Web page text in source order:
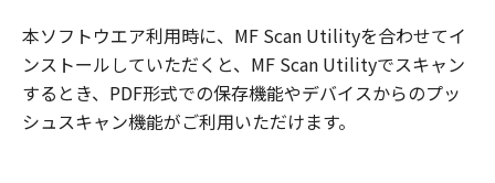
お客様は、本契約とともに提供される同意を示
すボタンをクリックし、もしくは「許諾ソフト
ウェア」をインストールし、または「許諾ソフ
本ソフトウエア利用時に、MF Scan Utilityを合わせてイ
ンストールしていただくと、MF Scan Utilityでスキャン
するとき、PDF形式での保存機能やデバイスからのプッ
シュスキャン機能がご利用いただけます。